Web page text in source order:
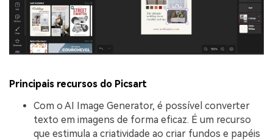
Principais recursos do Picsart
Com o AI Image Generator, é possível converter
texto em imagens de forma eficaz. É um recurso
que estimula a criatividade ao criar fundos e papéis